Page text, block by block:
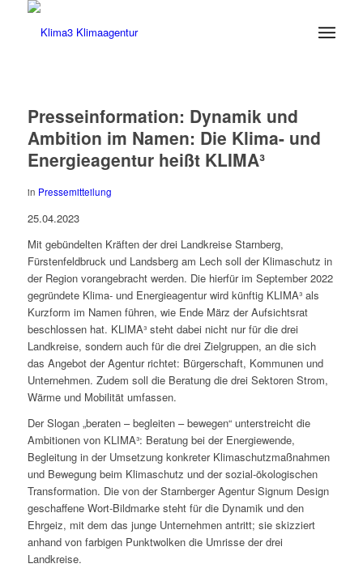
Presseinformation: Dynamik und
Ambition im Namen: Die Klima- und
Energieagentur heißt KLIMA³
in Pressemitteilung
25.04.2023
Mit gebündelten Kräften der drei Landkreise Starnberg,
Fürstenfeldbruck und Landsberg am Lech soll der Klimaschutz in
der Region vorangebracht werden. Die hierfür im September 2022
gegründete Klima- und Energieagentur wird künftig KLIMA³ als
Kurzform im Namen führen, wie Ende März der Aufsichtsrat
beschlossen hat. KLIMA³ steht dabei nicht nur für die drei
Landkreise, sondern auch für die drei Zielgruppen, an die sich
das Angebot der Agentur richtet: Bürgerschaft, Kommunen und
Unternehmen. Zudem soll die Beratung die drei Sektoren Strom,
Wärme und Mobilität umfassen.
Der Slogan „beraten – begleiten – bewegen“ unterstreicht die
Ambitionen von KLIMA³: Beratung bei der Energiewende,
Begleitung in der Umsetzung konkreter Klimaschutzmaßnahmen
und Bewegung beim Klimaschutz und der sozial-ökologischen
Transformation. Die von der Starnberger Agentur Signum Design
geschaffene Wort-Bildmarke steht für die Dynamik und den
Ehrgeiz, mit dem das junge Unternehmen antritt; sie skizziert
anhand von farbigen Punktwolken die Umrisse der drei
Landkreise.